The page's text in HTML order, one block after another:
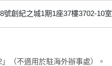
號創紀之城1期1座37樓3702-10室
（不適用於駐海外辦事處）。